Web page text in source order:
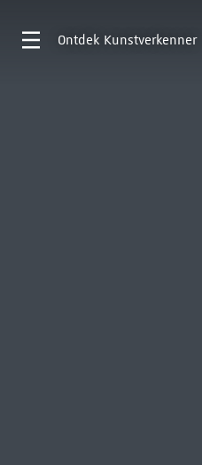
Ontdek Kunstverkenner